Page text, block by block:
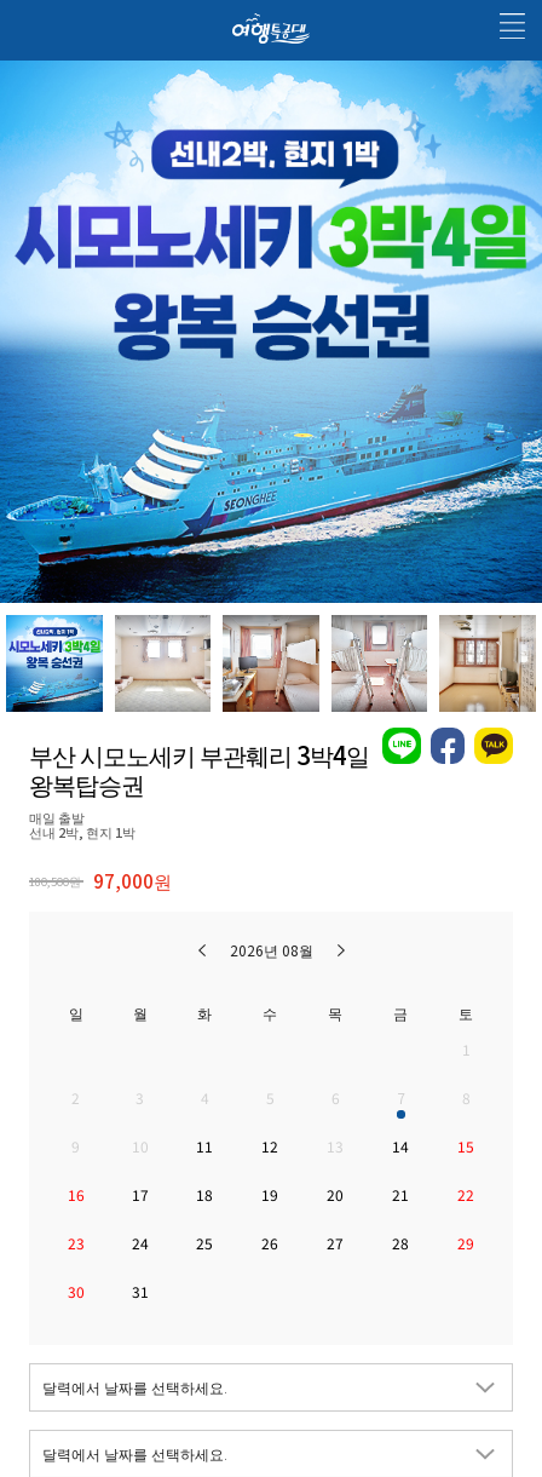
부산 시모노세키 부관훼리 3박4일
왕복탑승권
매일 출발
선내 2박, 현지 1박
180,500원 97,000원
2026년 08월
일 월 화 수 목 금
토
1
2 3 4 5 6 7 8
9 10 11 12 13 14 15
16 17 18 19 20 21 22
23 24 25 26 27 28 29
30 31